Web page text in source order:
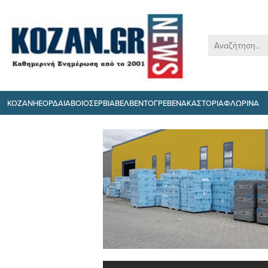
ΚΟΖΑΝΗΕΟΡΔΑΙΑΒΟΙΟΣΕΡΒΙΑΒΕΛΒΕΝΤΟΓΡΕΒΕΝΑΚΑΣΤΟΡΙΑΦΛΩΡΙΝΑ